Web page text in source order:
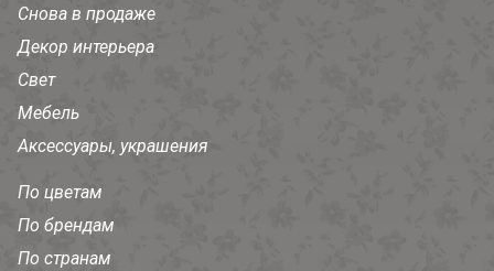
Снова в продаже
Декор интерьера
Свет
Мебель
Аксессуары, украшения
По цветам
По брендам
По странам